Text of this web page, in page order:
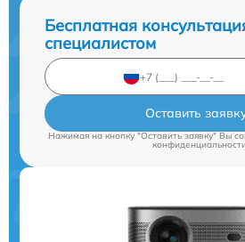
Бесплатная
специалистом
Оставить
Нажимая на кнопку "Оставить заявку" Вы
конфиденциальности